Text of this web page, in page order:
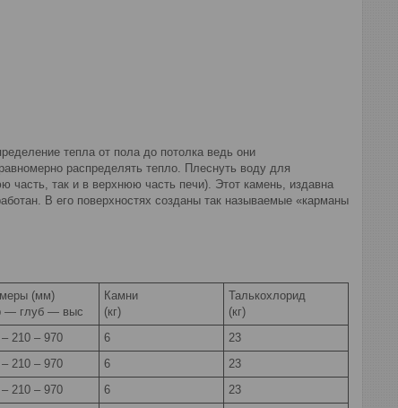
тепла от пола до потолка ведь они
распределять тепло. Плеснуть воду для
часть, так и в верхнюю часть печи). Этот камень, издавна
В его поверхностях созданы так называемые «карманы
(мм)
— глуб — выс
Камни
(кг)
Талькохлорид
(кг)
210 – 970 6
23
210 – 970 6
23
210 – 970 6
23